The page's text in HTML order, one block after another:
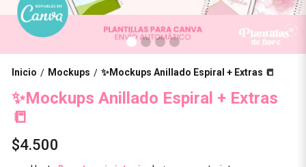
Inicio / Mockups / ✨Mockups Anillado Espiral + Extras 📒
✨Mockups Anillado Espiral + Extras
📒
$4.500